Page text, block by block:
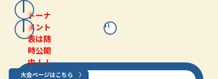
トーナ
メント
表は随
時公開
中！！
大会ページはこちら